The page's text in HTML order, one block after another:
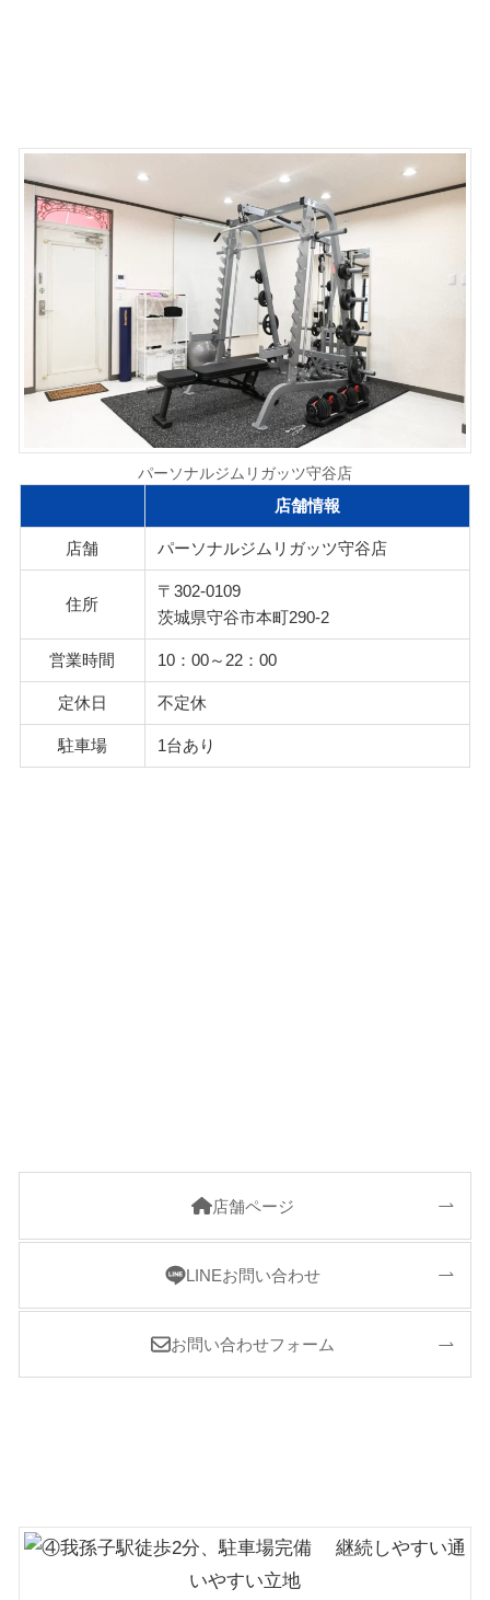
パーソナルジムリガッツ守谷店
店舗情報
店舗 パーソナルジムリガッツ守谷店
住所
〒302-0109
茨城県守谷市本町290-2
営業時間 10：00～22：00
定休日 不定休
駐車場 1台あり
店舗ページ
LINEお問い合わせ
お問い合わせフォーム